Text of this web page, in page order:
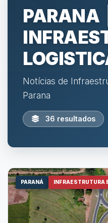
PARANA
Notícias de
Parana
36 resultados
PARANÁ INFRAESTRUTURA